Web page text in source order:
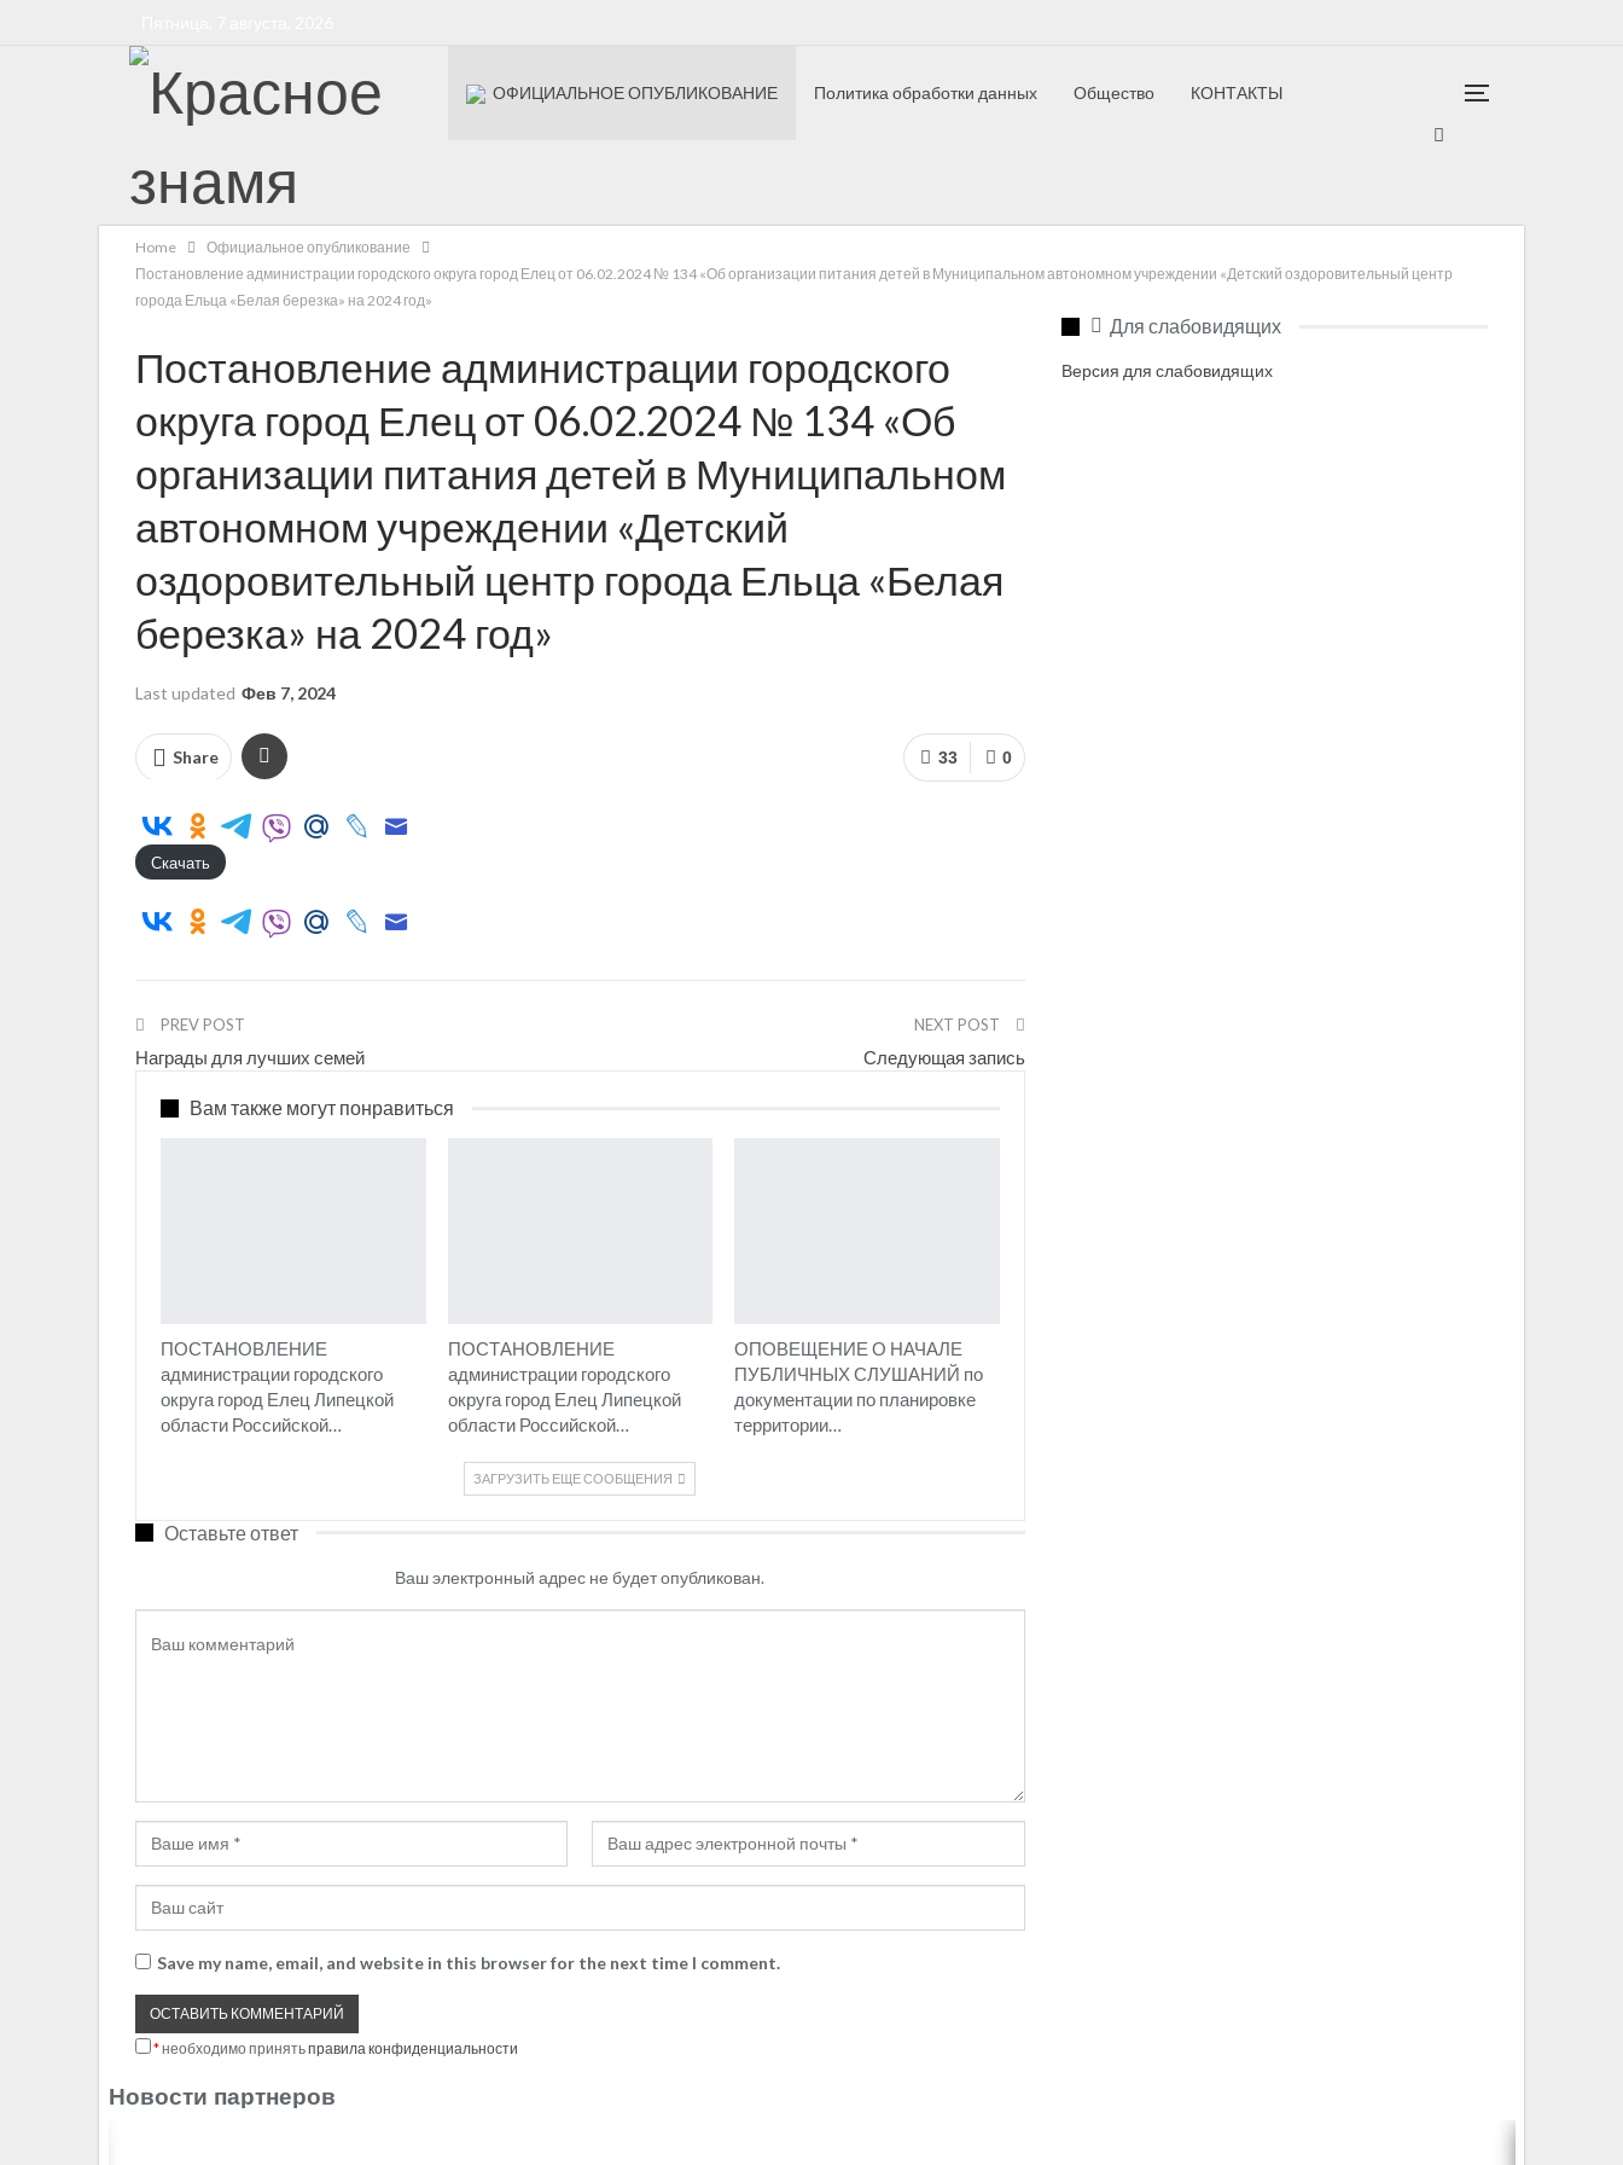
ОФИЦИАЛЬНОЕ ОПУБЛИКОВАНИЕ Политика обработки данных Общество КОНТАКТЫ
Home
Официальное опубликование
Постановление администрации городского округа город Елец от 06.02.2024 № 134 «Об организации питания детей в Муниципальном автономном учреждении «Детский оздоровительный центр
города Ельца «Белая березка» на 2024 год»
Постановление администрации городского
округа город Елец от 06.02.2024 № 134 «Об
организации питания детей в Муниципальном
автономном учреждении «Детский
оздоровительный центр города Ельца «Белая
березка» на 2024 год»
Last updated Фев 7, 2024
0
33
Share
Скачать
PREV POST
Награды для лучших семей
NEXT POST
Следующая запись
Вам также могут понравиться
ПОСТАНОВЛЕНИЕ
администрации городского
округа город Елец Липецкой
области Российской…
ПОСТАНОВЛЕНИЕ
администрации городского
округа город Елец Липецкой
области Российской…
ОПОВЕЩЕНИЕ О НАЧАЛЕ
ПУБЛИЧНЫХ СЛУШАНИЙ по
документации по планировке
территории…
ЗАГРУЗИТЬ ЕЩЕ СООБЩЕНИЯ
Оставьте ответ
Ваш электронный адрес не будет опубликован.
Save my name, email, and website in this browser for the next time I comment.
*необходимо принятьправила конфиденциальности
Для слабовидящих
Версия для слабовидящих
Новости партнеров